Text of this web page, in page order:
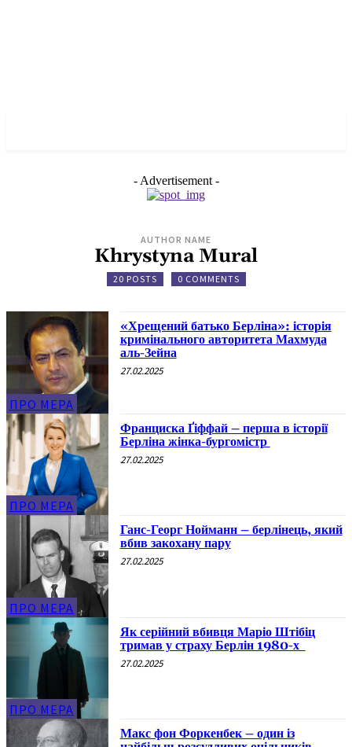
- Advertisement -
AUTHOR NAME
Khrystyna Mural
20 POSTS 0 COMMENTS
ПРО МЕРА
«Хрещений батько Берліна»: історія
кримінального авторитета Махмуда
аль-Зейна
27.02.2025
ПРО МЕРА
Франциска Ґіффай – перша в історії
Берліна жінка-бургомістр
27.02.2025
ПРО МЕРА
Ганс-Георг Нойманн – берлінець, який
вбив закохану пару
27.02.2025
ПРО МЕРА
Як серійний вбивця Маріо Штібіц
тримав у страху Берлін 1980-х
27.02.2025
Макс фон Форкенбек – один із